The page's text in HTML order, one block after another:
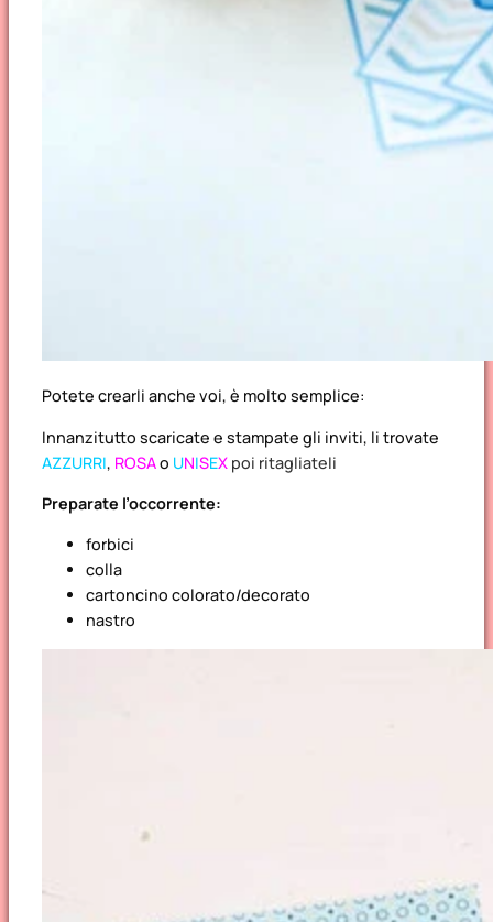
Potete crearli anche voi, è molto semplice:
Innanzitutto scaricate e stampate gli inviti, li trovate
AZZURRI, ROSAo UNISEX poi ritagliateli
Preparate l’occorrente:
forbici
colla
cartoncino colorato/decorato
nastro